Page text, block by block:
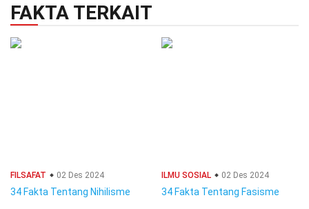
FAKTA TERKAIT
FILSAFAT 02 Des 2024
34 Fakta Tentang Nihilisme
ILMU SOSIAL 02 Des 2024
34 Fakta Tentang Fasisme